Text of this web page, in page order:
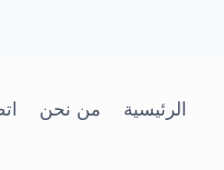
الرئيسية من نحن